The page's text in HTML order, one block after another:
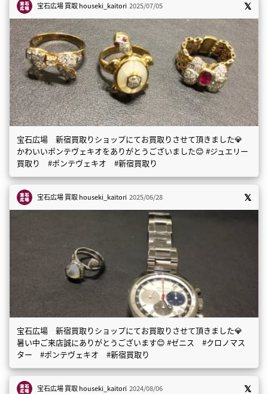
宝石広場 買取houseki_kaitori 2025/07/05
宝石広場 新宿買取りショップにてお買取りさせて頂きました💎
かわいいポンテヴェキオをありがとうございました😊 #ジュエリー
買取り #ポンテヴェキオ #新宿買取り
宝石広場 買取houseki_kaitori 2025/06/28
宝石広場 新宿買取りショップにてお買取りさせて頂きました💎
暑い中ご来店誠にありがとうございます😊 #ゼニス #クロノマス
ター #ポンテヴェキオ #新宿買取り
宝石広場 買取houseki_kaitori 2024/08/06